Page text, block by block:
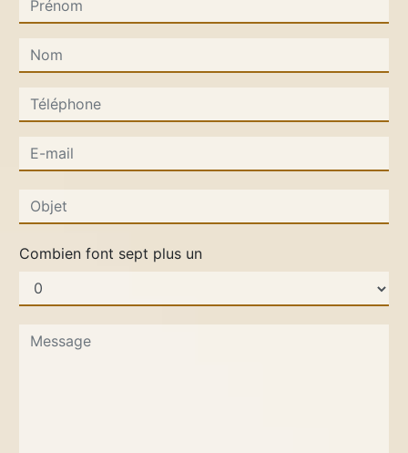
Combien font sept plus un